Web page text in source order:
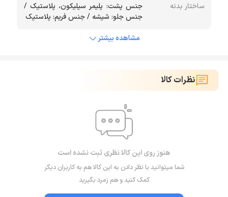
ساختار بدنه
جنس پشت: پلیمر سیلیکون، پلاستیک /
جنس جلو: شیشه / جنس فریم: پلاستیک
مشاهده بیشتر
نظرات کالا
هنوز روی این کالا نظری ثبت نشده است
شما میتوانید با نظر دادن به این کالا هم به کاربران دیگر
کمک کنید و هم زمرد بگیرید